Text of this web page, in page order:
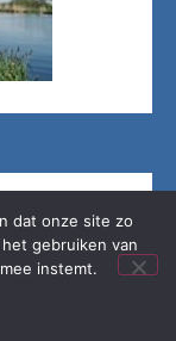
een
dat onze site zo
gebruiken van
instemt.